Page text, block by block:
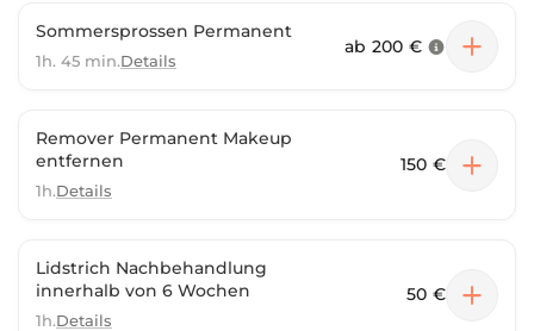
Sommersprossen Permanent
1h. 45 min.Details
ab 200 €
Remover Permanent Makeup
entfernen
1h.Details
150 €
Lidstrich Nachbehandlung
innerhalb von 6 Wochen
1h.Details
50 €